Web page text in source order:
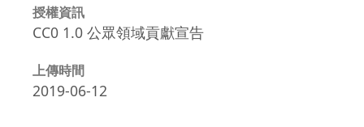
授權資訊
CC0 1.0 公眾領域貢獻宣告
上傳時間
2019-06-12